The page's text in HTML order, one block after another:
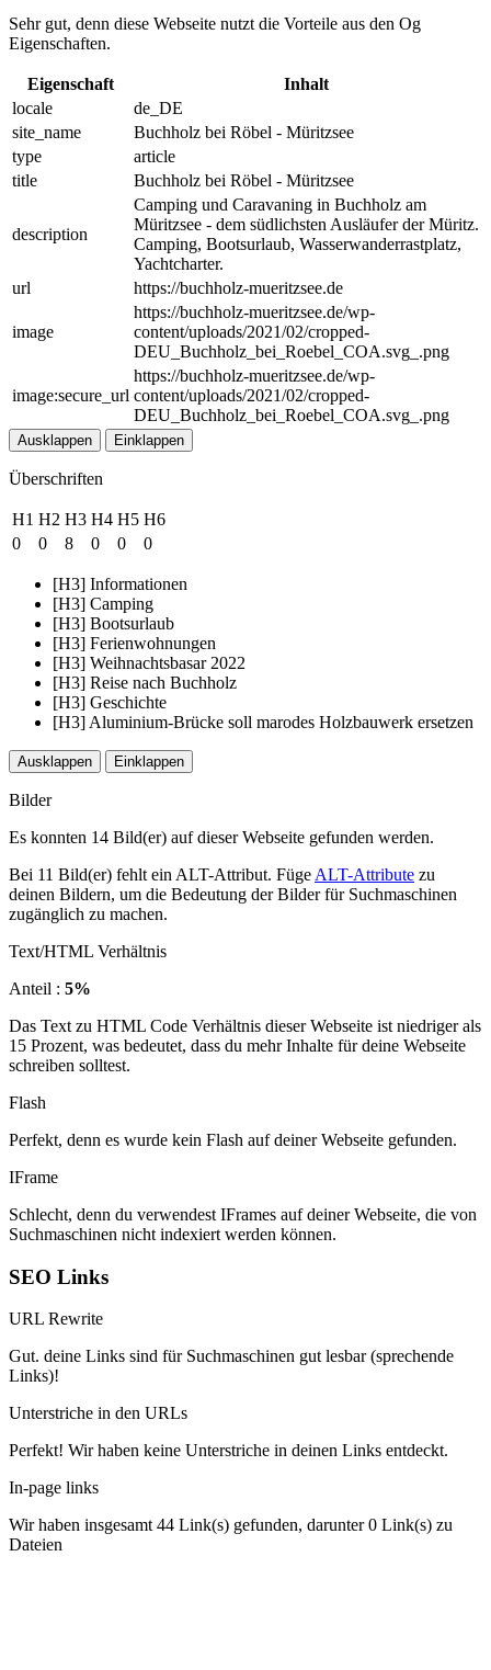
Sehr gut, denn diese Webseite nutzt die Vorteile aus den Og
Eigenschaften.
Eigenschaft
Inhalt
locale
de_DE
site_name
Buchholz bei Röbel - Müritzsee
type
article
title
Buchholz bei Röbel - Müritzsee
description
Camping und Caravaning in Buchholz am
Müritzsee - dem südlichsten Ausläufer der Müritz.
Camping, Bootsurlaub, Wasserwanderrastplatz,
Yachtcharter.
url
https://buchholz-mueritzsee.de
image
https://buchholz-mueritzsee.de/wp-
content/uploads/2021/02/cropped-
DEU_Buchholz_bei_Roebel_COA.svg_.png
image:secure_url
https://buchholz-mueritzsee.de/wp-
content/uploads/2021/02/cropped-
DEU_Buchholz_bei_Roebel_COA.svg_.png
Ausklappen Einklappen
Überschriften
H1 H2 H3 H4 H5 H6
0
0 8 0 0 0
[H3] Informationen
[H3] Camping
[H3] Bootsurlaub
[H3] Ferienwohnungen
[H3] Weihnachtsbasar 2022
[H3] Reise nach Buchholz
[H3] Geschichte
[H3] Aluminium-Brücke soll marodes Holzbauwerk ersetzen
Ausklappen Einklappen
Bilder
Es konnten 14 Bild(er) auf dieser Webseite gefunden werden.
Bei 11 Bild(er) fehlt ein ALT-Attribut. Füge ALT-Attribute zu
deinen Bildern, um die Bedeutung der Bilder für Suchmaschinen
zugänglich zu machen.
Text/HTML Verhältnis
Anteil : 5%
Das Text zu HTML Code Verhältnis dieser Webseite ist niedriger als
15 Prozent, was bedeutet, dass du mehr Inhalte für deine Webseite
schreiben solltest.
Flash
Perfekt, denn es wurde kein Flash auf deiner Webseite gefunden.
IFrame
Schlecht, denn du verwendest IFrames auf deiner Webseite, die von
Suchmaschinen nicht indexiert werden können.
SEO Links
URL Rewrite
Gut. deine Links sind für Suchmaschinen gut lesbar (sprechende
Links)!
Unterstriche in den URLs
Perfekt! Wir haben keine Unterstriche in deinen Links entdeckt.
In-page links
Wir haben insgesamt 44 Link(s) gefunden, darunter 0 Link(s) zu
Dateien